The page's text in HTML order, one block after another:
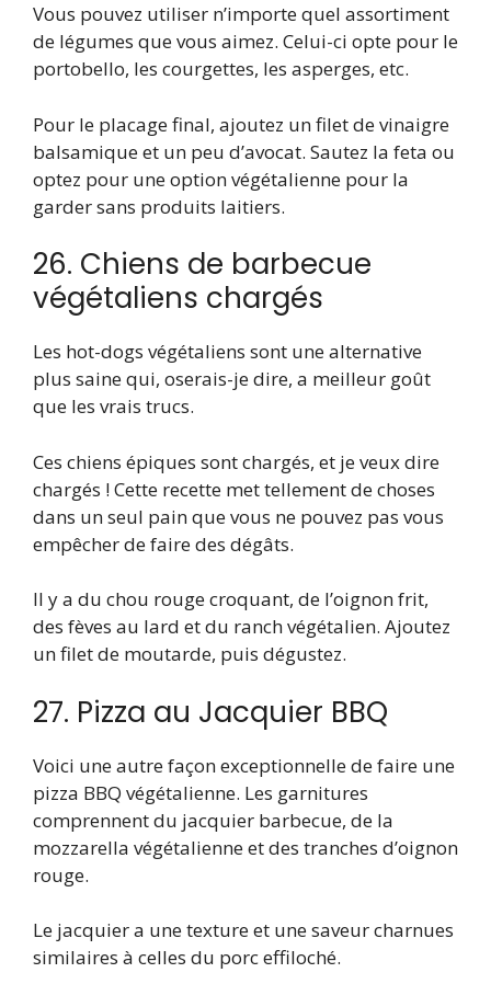
Vous pouvez utiliser n’importe quel assortiment
de légumes que vous aimez. Celui-ci opte pour le
portobello, les courgettes, les asperges, etc.
Pour le placage final, ajoutez un filet de vinaigre
balsamique et un peu d’avocat. Sautez la feta ou
optez pour une option végétalienne pour la
garder sans produits laitiers.
26. Chiens de barbecue
végétaliens chargés
Les hot-dogs végétaliens sont une alternative
plus saine qui, oserais-je dire, a meilleur goût
que les vrais trucs.
Ces chiens épiques sont chargés, et je veux dire
chargés ! Cette recette met tellement de choses
dans un seul pain que vous ne pouvez pas vous
empêcher de faire des dégâts.
Il y a du chou rouge croquant, de l’oignon frit,
des fèves au lard et du ranch végétalien. Ajoutez
un filet de moutarde, puis dégustez.
27. Pizza au Jacquier BBQ
Voici une autre façon exceptionnelle de faire une
pizza BBQ végétalienne. Les garnitures
comprennent du jacquier barbecue, de la
mozzarella végétalienne et des tranches d’oignon
rouge.
Le jacquier a une texture et une saveur charnues
similaires à celles du porc effiloché.